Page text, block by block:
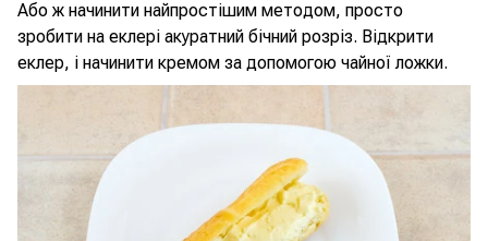
Або ж начинити найпростішим методом, просто
зробити на еклері акуратний бічний розріз. Відкрити
еклер, і начинити кремом за допомогою чайної ложки.